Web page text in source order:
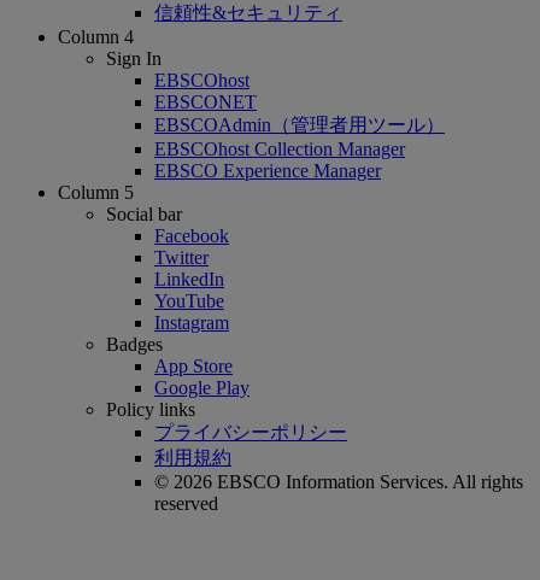
信頼性&セキュリティ
Column 4
Sign In
EBSCOhost
EBSCONET
EBSCOAdmin（管理者用ツール）
EBSCOhost Collection Manager
EBSCO Experience Manager
Column 5
Social bar
Facebook
Twitter
LinkedIn
YouTube
Instagram
Badges
App Store
Google Play
Policy links
プライバシーポリシー
利用規約
© 2026 EBSCO Information Services. All rights
reserved